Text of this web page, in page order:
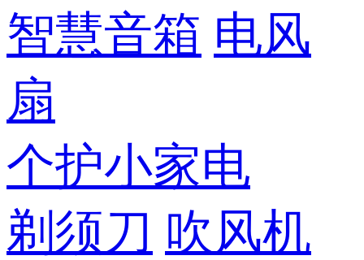
智慧音箱 电风
扇
个护小家电
剃须刀 吹风机